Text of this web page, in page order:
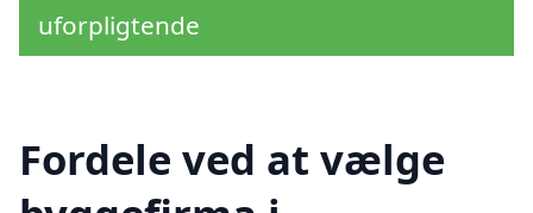
uforpligtende
Fordele ved at vælge